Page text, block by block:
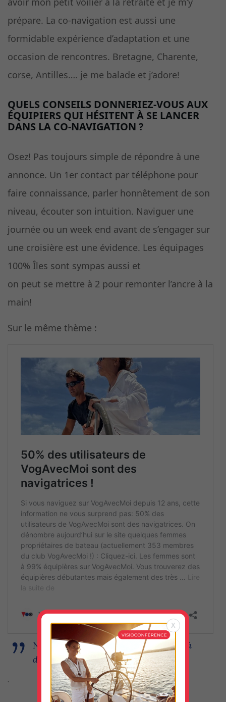
prépare. La co-navigation est aussi une
formidable expérience d’adaptation et une
occasion de rencontres. Bretagne, Charente,
corse, Antilles…. je me balade et j’adore!
QUELS CONSEILS DONNERIEZ-VOUS AUX
ÉQUIPIERS QUI HÉSITENT À SE LANCER
DANS LA CO-NAVIGATION ?
Osez! Pas toujours simple de répondre à une
annonce. Un 1er contact par téléphone pour
faire connaissance, parler honnêtement de son
niveau, écouter son intuition. Naviguer une
journée ou un week end avant de s’engager sur
une croisière est une évidence. Les équipages
100% Îles sont sympas aussi et
on peut se mettre à 2 pour remonter l’ancre à la
main!
Sur le même thème :
Naviguer avec un inconnu? Conseils à
destination des co-navigatrices
`
X